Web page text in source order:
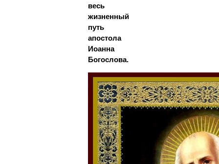
весь
жизненный
путь
апостола
Иоанна
Богослова.